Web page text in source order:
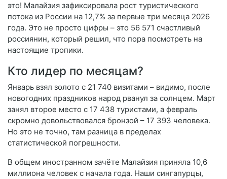
это! Малайзия зафиксировала рост туристического
потока из России на 12,7% за первые три месяца 2026
года. Это не просто цифры – это 56 571 счастливый
россиянин, который решил, что пора посмотреть на
настоящие тропики.
Кто лидер по месяцам?
Январь взял золото с 21 740 визитами – видимо, после
новогодних праздников народ рванул за солнцем. Март
занял второе место с 17 438 туристами, а февраль
скромно довольствовался бронзой – 17 393 человека.
Но это не точно, там разница в пределах
статистической погрешности.
В общем иностранном зачёте Малайзия приняла 10,6
миллиона человек с начала года. Наши сингапурцы,